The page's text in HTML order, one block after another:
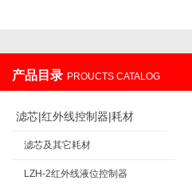
重庆小优视频官网下载过滤设备制造有限公司
产品目录 PROUCTS CATALOG
滤芯|红外线控制器|耗材
滤芯及其它耗材
LZH-2红外线液位控制器